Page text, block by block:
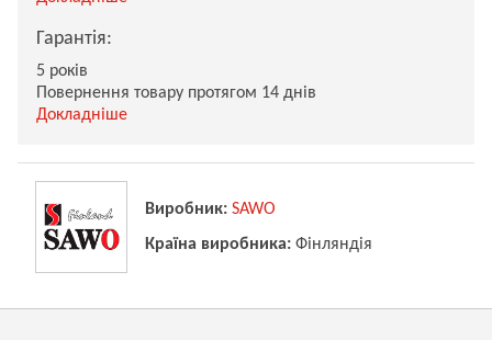
Гарантія:
5 років
Повернення товару протягом 14 днів
Докладніше
Виробник: SAWO
Країна виробника: Фінляндія